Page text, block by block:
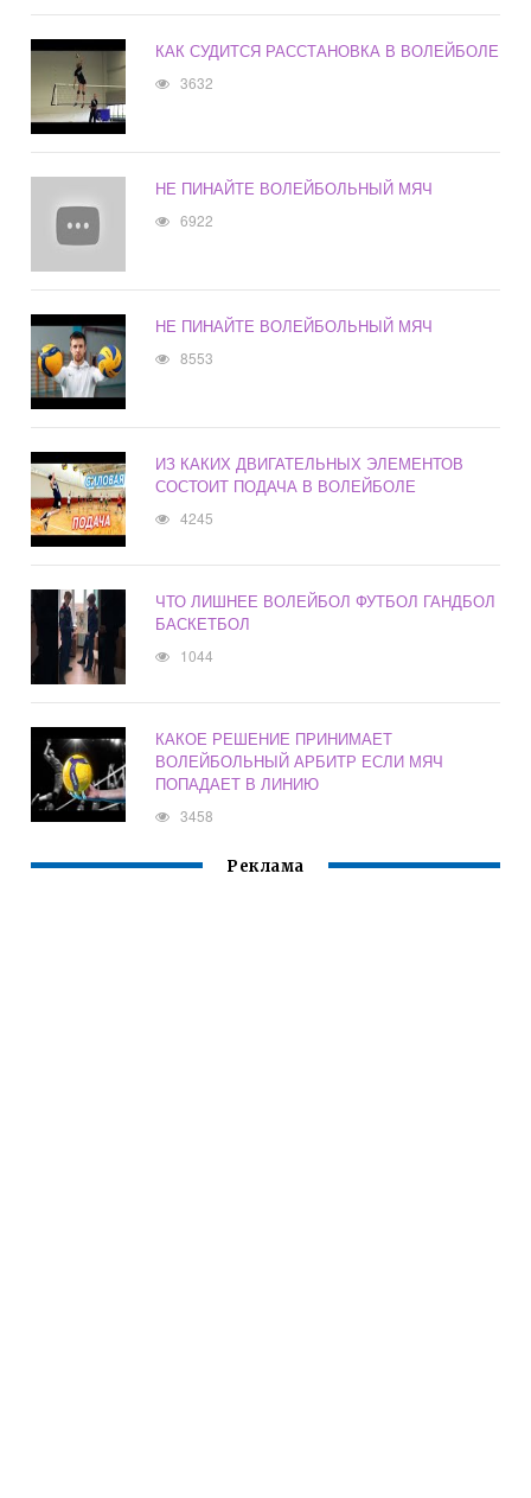
КАК СУДИТСЯ РАССТАНОВКА В ВОЛЕЙБОЛЕ
3632
НЕ ПИНАЙТЕ ВОЛЕЙБОЛЬНЫЙ МЯЧ
6922
НЕ ПИНАЙТЕ ВОЛЕЙБОЛЬНЫЙ МЯЧ
8553
ИЗ КАКИХ ДВИГАТЕЛЬНЫХ ЭЛЕМЕНТОВ
СОСТОИТ ПОДАЧА В ВОЛЕЙБОЛЕ
4245
ЧТО ЛИШНЕЕ ВОЛЕЙБОЛ ФУТБОЛ ГАНДБОЛ
БАСКЕТБОЛ
1044
КАКОЕ РЕШЕНИЕ ПРИНИМАЕТ
ВОЛЕЙБОЛЬНЫЙ АРБИТР ЕСЛИ МЯЧ
ПОПАДАЕТ В ЛИНИЮ
3458
Реклама